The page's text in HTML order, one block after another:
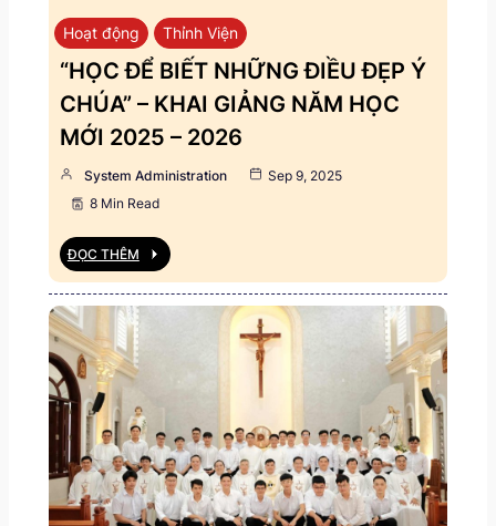
Hoạt động Thỉnh Viện
“HỌC ĐỂ BIẾT NHỮNG ĐIỀU ĐẸP Ý
CHÚA” – KHAI GIẢNG NĂM HỌC
MỚI 2025 – 2026
System Administration
Sep 9, 2025
8 Min Read
ĐỌC THÊM